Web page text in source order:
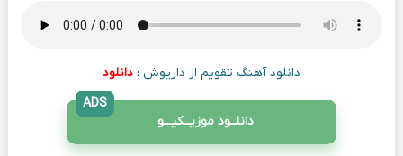
دانلود آهنگ تقویم از داریوش : دانلود
دانلــود موزیــکیـــو
ADS